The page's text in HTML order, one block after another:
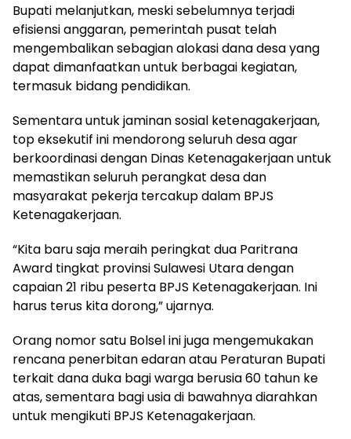
Bupati melanjutkan, meski sebelumnya terjadi
efisiensi anggaran, pemerintah pusat telah
mengembalikan sebagian alokasi dana desa yang
dapat dimanfaatkan untuk berbagai kegiatan,
termasuk bidang pendidikan.
Sementara untuk jaminan sosial ketenagakerjaan,
top eksekutif ini mendorong seluruh desa agar
berkoordinasi dengan Dinas Ketenagakerjaan untuk
memastikan seluruh perangkat desa dan
masyarakat pekerja tercakup dalam BPJS
Ketenagakerjaan.
“Kita baru saja meraih peringkat dua Paritrana
Award tingkat provinsi Sulawesi Utara dengan
capaian 21 ribu peserta BPJS Ketenagakerjaan. Ini
harus terus kita dorong,” ujarnya.
Orang nomor satu Bolsel ini juga mengemukakan
rencana penerbitan edaran atau Peraturan Bupati
terkait dana duka bagi warga berusia 60 tahun ke
atas, sementara bagi usia di bawahnya diarahkan
untuk mengikuti BPJS Ketenagakerjaan.